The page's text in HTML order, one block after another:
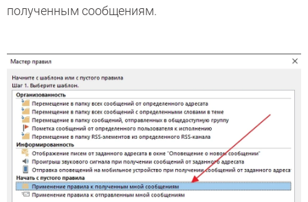
полученным сообщениям.